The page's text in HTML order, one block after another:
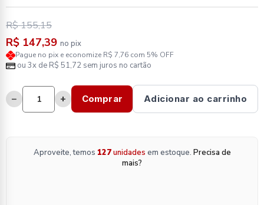
R$ 155,15
R$ 147,39 no pix
Pague no pix e economize R$ 7,76 com 5% OFF
ou 3x de R$ 51,72 sem juros no cartão
− + Comprar Adicionar ao carrinho
Aproveite, temos 127unidades em estoque. Precisa de
mais?